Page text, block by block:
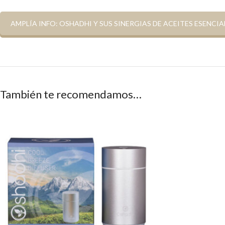
AMPLÍA INFO: OSHADHI Y SUS SINERGIAS DE ACEITES
También te recomendamos…